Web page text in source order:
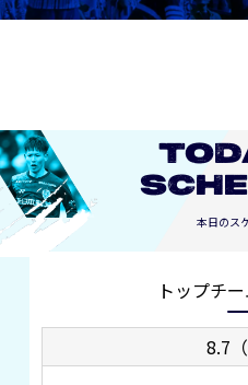
本日のス
トップチ
8.7（